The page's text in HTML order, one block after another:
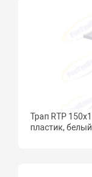
Трап RTP
пластик,